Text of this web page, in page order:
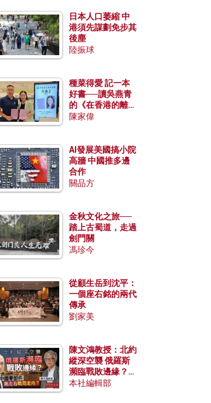
日本人口萎縮 中
港須先謀劃免步其
後塵
陸振球
種菜得愛 記一本
好書──讀吳燕青
的《在香港的離島
種菜》
陳家偉
AI發展美國搞小院
高牆 中國推多邊
合作
關品方
金秋文化之旅──
踏上古蜀道，走過
劍門關
馮珍今
從顧生岳到沈平：
一個座右銘的兩代
傳承
劉家美
陳文鴻教授：北約
縱深空襲 俄羅斯
瀕臨戰敗邊緣？中
國零部件能左右戰
本社編輯部